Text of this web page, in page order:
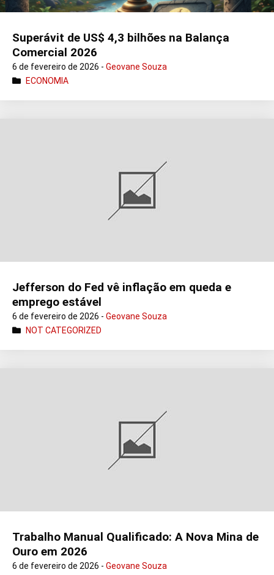
Superávit de US$ 4,3 bilhões na Balança
Comercial 2026
6 de fevereiro de 2026 - Geovane Souza
ECONOMIA
Jefferson do Fed vê inflação em queda e
emprego estável
6 de fevereiro de 2026 - Geovane Souza
NOT CATEGORIZED
Trabalho Manual Qualificado: A Nova Mina de
Ouro em 2026
6 de fevereiro de 2026 - Geovane Souza